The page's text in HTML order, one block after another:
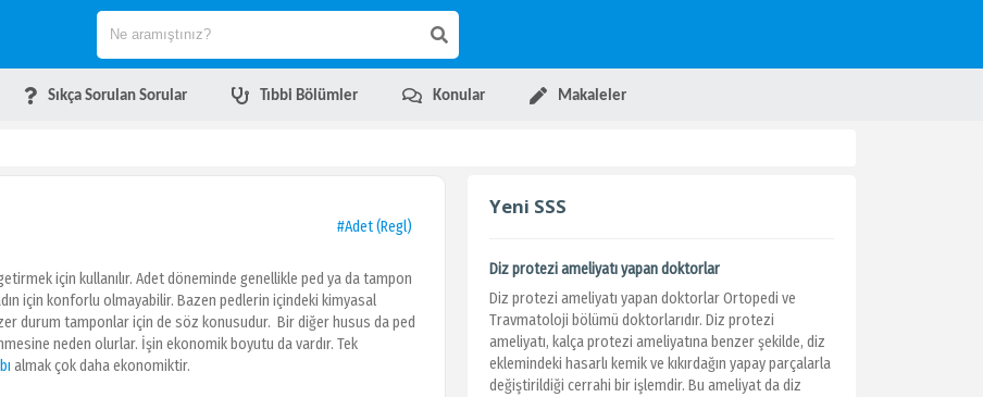
Sıkça Sorulan Sorular Tıbbi Bölümler Konular Makaleler
#Adet (Regl)
için kullanılır. Adet döneminde genellikle ped ya da tampon
için konforlu olmayabilir. Bazen pedlerin içindeki kimyasal
durum tamponlar için de söz konusudur. Bir diğer husus da ped
neden olurlar. İşin ekonomik boyutu da vardır. Tek
almak çok daha ekonomiktir.
Yeni SSS
Diz protezi ameliyatı yapan doktorlar
Diz protezi ameliyatı yapan doktorlar Ortopedi ve
Travmatoloji bölümü doktorlarıdır. Diz protezi
ameliyatı, kalça protezi ameliyatına benzer şekilde, diz
eklemindeki hasarlı kemik ve kıkırdağın yapay parçalarla
değiştirildiği cerrahi bir işlemdir. Bu ameliyat da diz